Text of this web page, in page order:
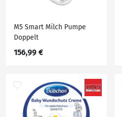
M5 Smart Milch Pumpe
Doppelt
156,99 €